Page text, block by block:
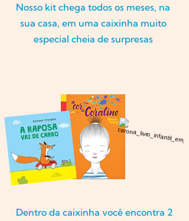
Nosso kit chega todos os meses, na
sua casa, em uma caixinha muito
especial cheia de surpresas
Dentro da caixinha você encontra 2